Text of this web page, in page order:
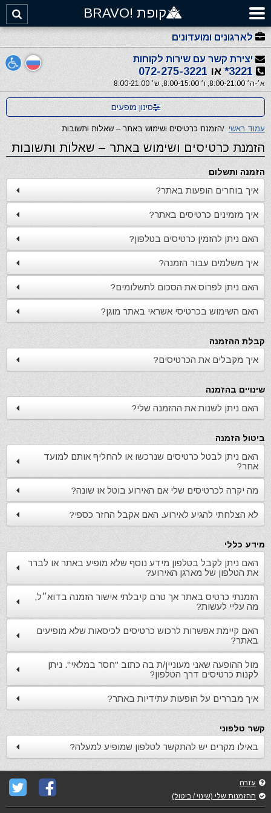
קופת !BRAVO
לארגונים ומועדונים
יצירת קשר עם שירות לקוחות
3221* או 072-275-3221
א׳-ה׳ 8:00-21:00, ו׳ 8:00-15:00, ש׳ 8:00-21:00
סינון מופעים
עמוד ראשי /הזמנת כרטיסים ושימוש באתר – שאלות ותשובות
הזמנת כרטיסים ושימוש באתר – שאלות ותשובות
הזמנה ותשלום
איך בוחרים הופעות באתר?
איך מזמינים כרטיסים באתר?
האם ניתן להזמין כרטיסים בטלפון?
איך משלמים עבור הזמנה?
האם ניתן לפרוס את הסכום לתשלומים?
האם השימוש בכרטיסי אשראי באתר מוגן?
קבלת ההזמנה
איך מקבלים את הכרטיסים?
שינויים בהזמנה
האם ניתן לשנות את ההזמנה שלי?
ביטול הזמנה
האם ניתן לבטל כרטיסים שנרכשו או להחליף אותם למועד
אחר?
מה יקרה לכרטיסים שלי אם האירוע בוטל או שונה?
לא הצלחתי להגיע לאירוע. האם אקבל החזר כספי?
מידע כללי
האם ניתן לקבל בטלפון מידע נוסף שלא מופיע באתר או לברר
את הטלפון של מארגן האירוע?
הזמנתי כרטיס באתר אך טרם קיבלתי אישור הזמנה בדוא״ל,
מה עליי לעשות?
האם קיימת אפשרות לרכוש כרטיסים לכיסאות שלא מופיעים
באתר?
מול ההופעה שאני מעוניין/ת בה כתוב "חסר במלאי". ניתן
לקנות כרטיסים דרך הטלפון?
איך מבררים על הופעות עתידיות באתר?
קשר טלפוני
באילו מקרים יש להתקשר לטלפון שמופיע למעלה?
עזרה
ההזמנות שלי (שינוי / ביטול)